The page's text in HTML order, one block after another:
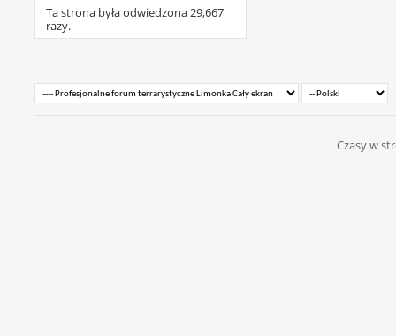
Ta strona była odwiedzona29,667
razy.
Czasy w